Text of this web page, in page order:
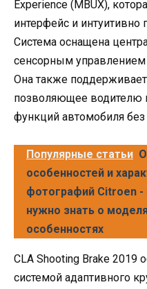
Experience (MBUX),
интерфейс и интуитивно
Система оснащена
сенсорным
Она также
позволяющее водителю
функций автомобиля
Популярные статьи
особенностей и
фотографий Citroen -
нужно знать о
особенностях
CLA Shooting Brake 2019
системой адаптивного